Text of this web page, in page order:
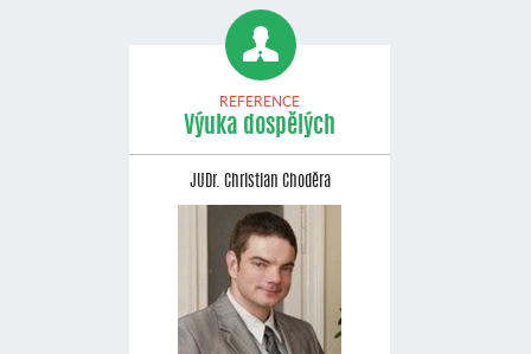
REFERENCE
Výuka dospělých
JUDr. Christian Choděra